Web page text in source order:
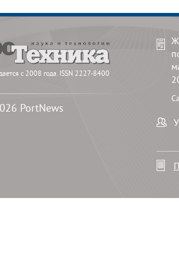
с 2008 года. ISSN 2227-8400
PortNews